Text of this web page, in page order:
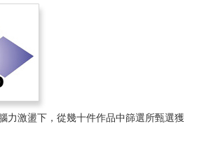
力激盪下，從幾十件作品中篩選所甄選獲